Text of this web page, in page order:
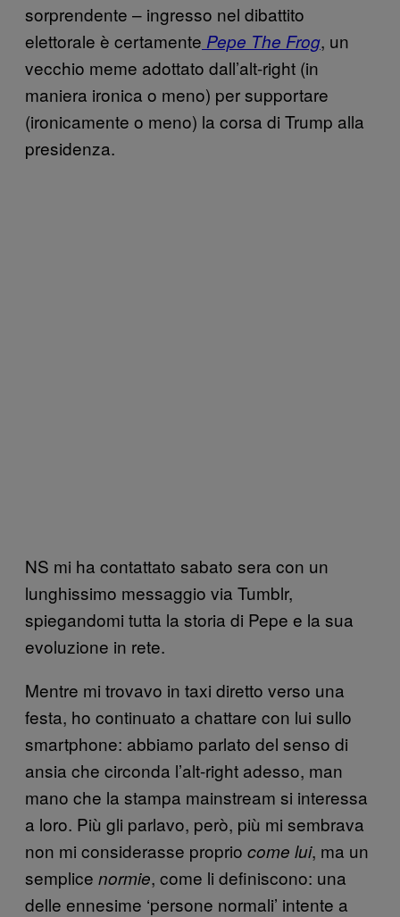
sorprendente – ingresso nel dibattito
elettorale è certamente Pepe The Frog, un
vecchio meme adottato dall’alt-right (in
maniera ironica o meno) per supportare
(ironicamente o meno) la corsa di Trump alla
presidenza.
NS mi ha contattato sabato sera con un
lunghissimo messaggio via Tumblr,
spiegandomi tutta la storia di Pepe e la sua
evoluzione in rete.
Mentre mi trovavo in taxi diretto verso una
festa, ho continuato a chattare con lui sullo
smartphone: abbiamo parlato del senso di
ansia che circonda l’alt-right adesso, man
mano che la stampa mainstream si interessa
a loro. Più gli parlavo, però, più mi sembrava
non mi considerasse proprio come lui, ma un
semplice normie, come li definiscono: una
delle ennesime ‘persone normali’ intente a